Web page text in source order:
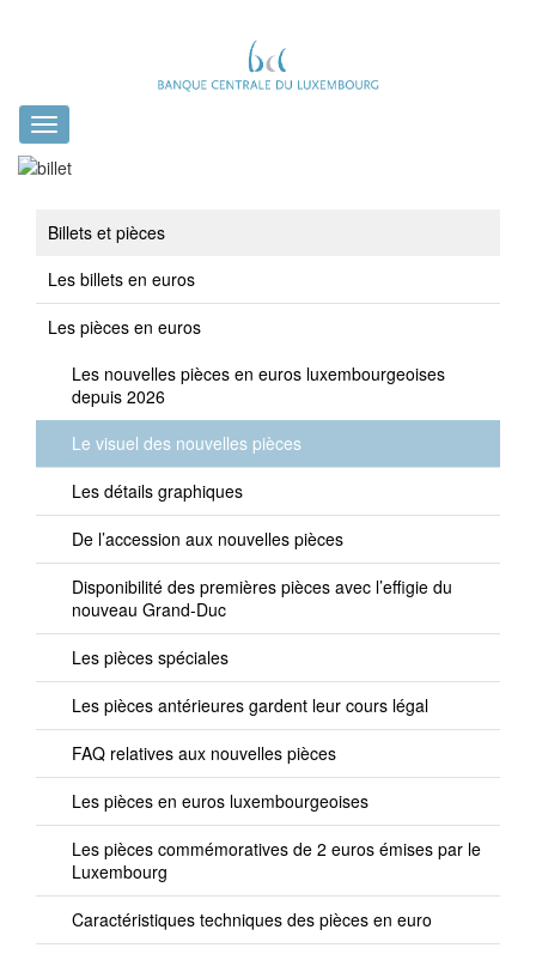
Toggle
navigation
Billets et pièces
Les billets en euros
Les pièces en euros
Les nouvelles pièces en euros luxembourgeoises
depuis 2026
Le visuel des nouvelles pièces
Les détails graphiques
De l’accession aux nouvelles pièces
Disponibilité des premières pièces avec l’effigie du
nouveau Grand-Duc
Les pièces spéciales
Les pièces antérieures gardent leur cours légal
FAQ relatives aux nouvelles pièces
Les pièces en euros luxembourgeoises
Les pièces commémoratives de 2 euros émises par le
Luxembourg
Caractéristiques techniques des pièces en euro